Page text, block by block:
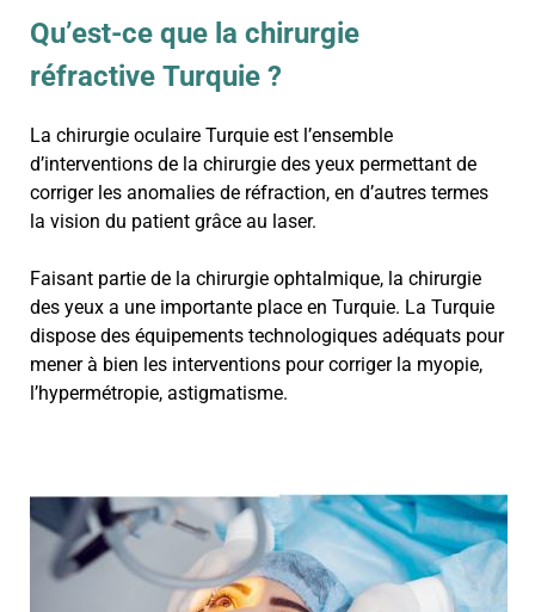
Qu’est-ce que la chirurgie
réfractive Turquie ?
La chirurgie oculaire Turquie est l’ensemble
d’interventions de la chirurgie des yeux permettant de
corriger les anomalies de réfraction, en d’autres termes
la vision du patient grâce au laser.
Faisant partie de la chirurgie ophtalmique, la chirurgie
des yeux a une importante place en Turquie. La Turquie
dispose des équipements technologiques adéquats pour
mener à bien les interventions pour corriger la myopie,
l’hypermétropie, astigmatisme.